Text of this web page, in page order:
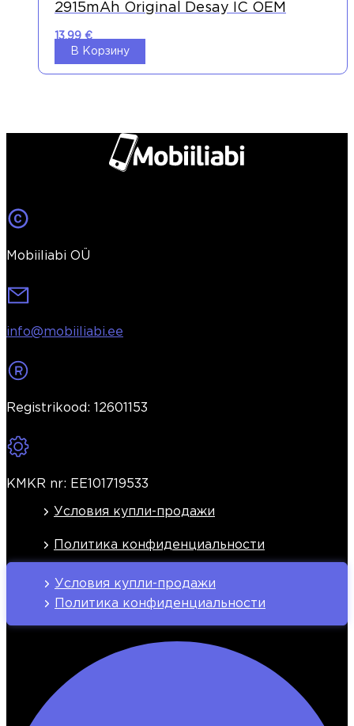
2915mAh Original Desay IC OEM
13,99 €
В Корзину
Mobiiliabi OÜ
info@mobiiliabi.ee
Registrikood: 12601153
KMKR nr: EE101719533
Условия купли-продажи
Политика конфиденциальности
Условия купли-продажи
Политика конфиденциальности